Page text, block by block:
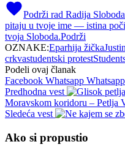
Podrži rad Radija Sloboda
pitaju u tvoje ime — istina
tvoja Sloboda.Podrži
OZNAKE:Eparhija žičkaJustin
crkvastudentski protest
Podeli ovaj članak
Facebook Whatsapp Whatsapp
Predhodna vest
Moravskom koridoru – Petlja
Sledeća vest
Ako si propustio